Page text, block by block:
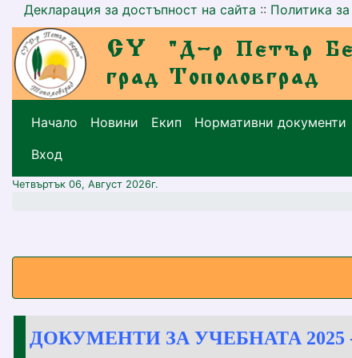
Декларация за достъпност на сайта :: Политика
меню горно
Начало Новини Екип Нормативни документи
Вход
Четвъртък 06, Август 2026г.
ДОКУМЕНТИ ЗА УЧЕБНАТА 2025